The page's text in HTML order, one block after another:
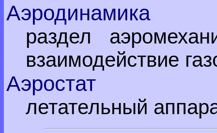
Аэродинамика
раздел
взаимодействие
Аэростат
летательный